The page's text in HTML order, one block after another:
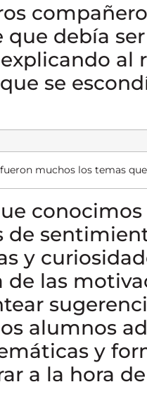
debía
al
se
muchos los temas
de
y
de las
alumnos
y
a la hora